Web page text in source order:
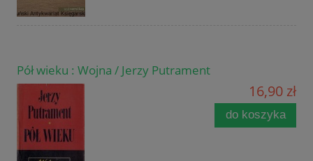
Pół wieku : Wojna / Jerzy Putrament
16,90 zł
do koszyka